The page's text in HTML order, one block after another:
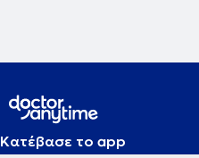
Κατέβασε το app